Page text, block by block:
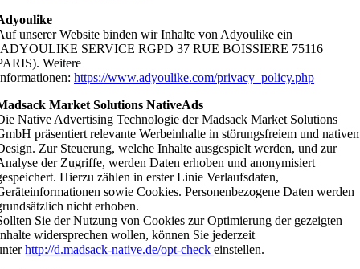
unserer Website binden wir Inhalte von Adyoulike ein
SERVICE RGPD 37 RUE BOISSIERE 75116
Weitere
https://www.adyoulike.com/privacy_policy.php
Market Solutions NativeAds
Native Advertising Technologie der Madsack Market Solutions
präsentiert relevante Werbeinhalte in störungsfreiem und
Zur Steuerung, welche Inhalte ausgespielt werden, und zur
der Zugriffe, werden Daten erhoben und anonymisiert
Hierzu zählen in erster Linie Verlaufsdaten,
sowie Cookies. Personenbezogene Daten werden
nicht erhoben.
Sie der Nutzung von Cookies zur Optimierung der gezeigten
widersprechen wollen, können Sie jederzeit
http://d.madsack-native.de/opt-checkeinstellen.